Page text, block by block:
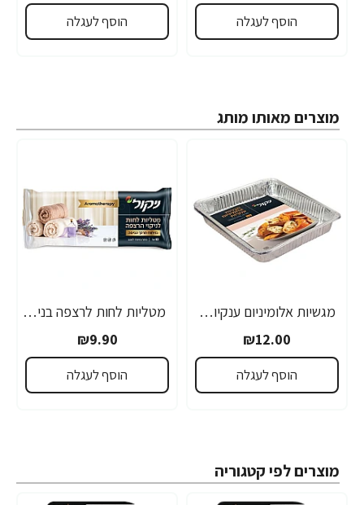
הוסף לעגלה הוסף לעגלה
מוצרים מאותו מותג
מגשיות אלומיניום ענקיות - 2 יחידות
₪12.00
הוסף לעגלה
מטליות לחות לרצפה בניחוח מרכך כביסה ארומתרפיה 10 יחידות
₪9.90
הוסף לעגלה
מוצרים לפי קטגוריה